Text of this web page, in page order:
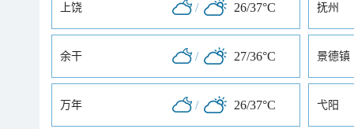
上饶 / 26/37°C 抚州
余干 / 27/36°C 景德镇
万年 / 26/37°C 弋阳